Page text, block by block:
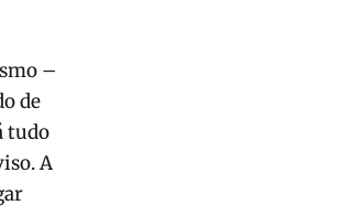
–
de
tudo
A